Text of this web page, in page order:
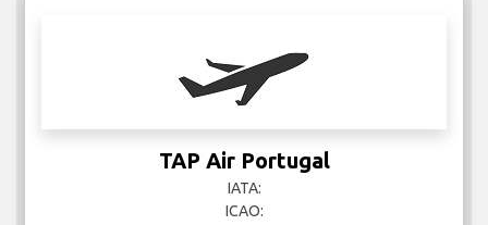
TAP Air Portugal
IATA:
ICAO: